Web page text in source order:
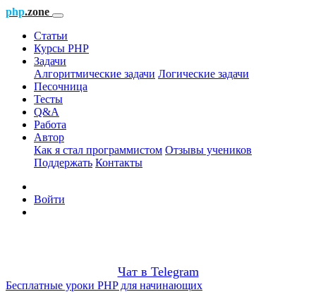
php.zone
Статьи
Курсы PHP
Задачи
Алгоритмические задачи Логические задачи
Песочница
Тесты
Q&A
Работа
Автор
Как я стал программистом Отзывы учеников
Поддержать Контакты
Войти
Чат в Telegram
Бесплатные уроки PHP для начинающих